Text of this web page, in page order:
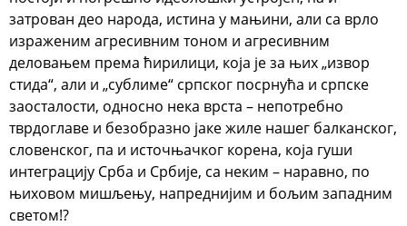
затрован део народа, истина у мањини, али са врло
израженим агресивним тоном и агресивним
деловањем према ћирилици, која је за њих „извор
стида“, али и „сублиме“ српског посрнућа и српске
заосталости, односно нека врста – непотребно
тврдоглаве и безобразно јаке жиле нашег балканског,
словенског, па и источњачког корена, која гуши
интеграцију Срба и Србије, са неким – наравно, по
њиховом мишљењу, напреднијим и бољим западним
светом!?